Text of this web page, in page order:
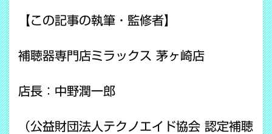
【この記事の執筆・監修者】
補聴器専門店ミラックス 茅ヶ崎店
店長：中野潤一郎
（公益財団法人テクノエイド協会 認定補聴